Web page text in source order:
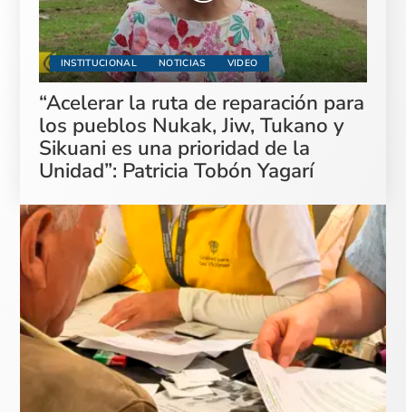
INSTITUCIONAL NOTICIAS VIDEO
“Acelerar la ruta de reparación para
los pueblos Nukak, Jiw, Tukano y
Sikuani es una prioridad de la
Unidad”: Patricia Tobón Yagarí